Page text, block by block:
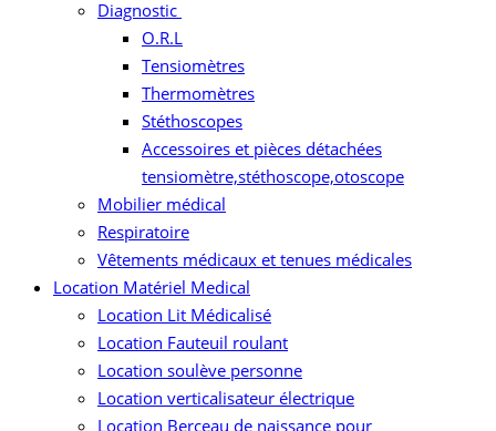
Diagnostic
O.R.L
Tensiomètres
Thermomètres
Stéthoscopes
Accessoires et pièces détachées
tensiomètre,stéthoscope,otoscope
Mobilier médical
Respiratoire
Vêtements médicaux et tenues médicales
Location Matériel Medical
Location Lit Médicalisé
Location Fauteuil roulant
Location soulève personne
Location verticalisateur électrique
Location Berceau de naissance pour